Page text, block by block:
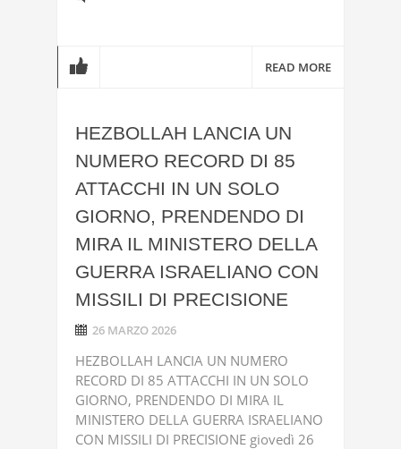
READ MORE
HEZBOLLAH LANCIA UN
NUMERO RECORD DI 85
ATTACCHI IN UN SOLO
GIORNO, PRENDENDO DI
MIRA IL MINISTERO DELLA
GUERRA ISRAELIANO CON
MISSILI DI PRECISIONE
26 MARZO 2026
HEZBOLLAH LANCIA UN NUMERO
RECORD DI 85 ATTACCHI IN UN SOLO
GIORNO, PRENDENDO DI MIRA IL
MINISTERO DELLA GUERRA ISRAELIANO
CON MISSILI DI PRECISIONE giovedì 26